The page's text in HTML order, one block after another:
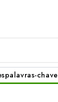
palavras-chave